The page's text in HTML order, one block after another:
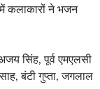
में कलाकारों ने भजन
सिंह, पूर्व एमएलसी
बंटी गुप्ता, जगलाल